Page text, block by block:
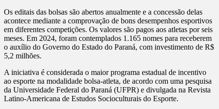
Os editais das bolsas são abertos anualmente e a concessão delas
acontece mediante a comprovação de bons desempenhos esportivos
em diferentes competições. Os valores são pagos aos atletas por seis
meses. Em 2024, foram contemplados 1.165 nomes para receberem
o auxílio do Governo do Estado do Paraná, com investimento de R$
5,2 milhões.
A iniciativa é considerada o maior programa estadual de incentivo
ao esporte na modalidade bolsa-atleta, de acordo com uma pesquisa
da Universidade Federal do Paraná (UFPR) e divulgada na Revista
Latino-Americana de Estudos Socioculturais do Esporte.